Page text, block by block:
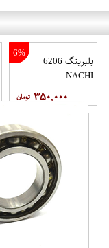
6%
بلبرینگ 6206
NACHI
۳۵۰,۰۰۰